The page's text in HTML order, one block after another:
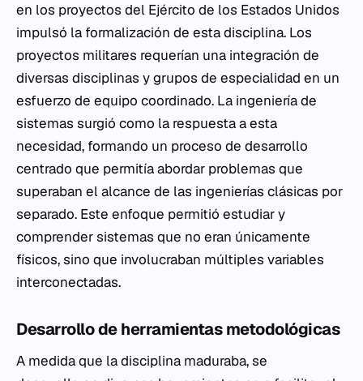
en los proyectos del Ejército de los Estados Unidos
impulsó la formalización de esta disciplina. Los
proyectos militares requerían una integración de
diversas disciplinas y grupos de especialidad en un
esfuerzo de equipo coordinado. La ingeniería de
sistemas surgió como la respuesta a esta
necesidad, formando un proceso de desarrollo
centrado que permitía abordar problemas que
superaban el alcance de las ingenierías clásicas por
separado. Este enfoque permitió estudiar y
comprender sistemas que no eran únicamente
físicos, sino que involucraban múltiples variables
interconectadas.
Desarrollo de herramientas metodológicas
A medida que la disciplina maduraba, se